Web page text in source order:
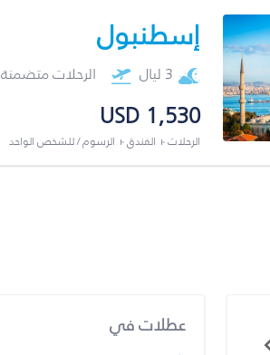
إسطنبول
3 ليال الرحلات متضمنة
USD 1,530
الرحلات + الفندق + الرسوم / للشخص الواحد
عطلات في